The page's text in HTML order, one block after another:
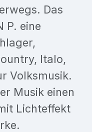
Das
P. eine
Italo,
Volksmusik.
Musik einen
Lichteffekt